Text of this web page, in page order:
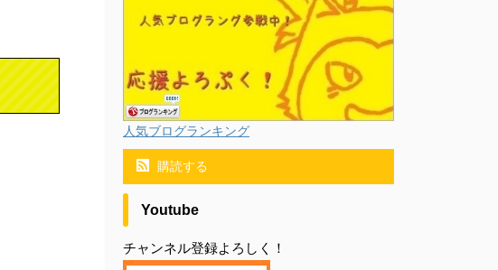
人気ブログランキング
購読する
Youtube
チャンネル登録よろしく！